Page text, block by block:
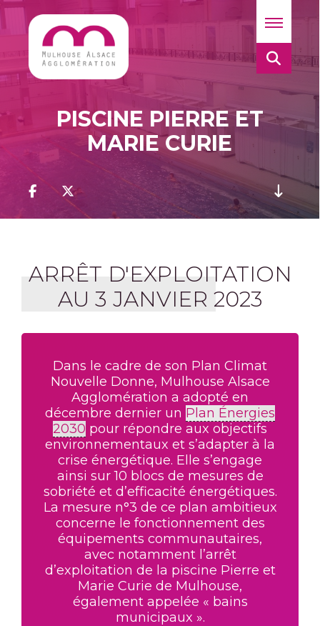
PISCINE PIERRE ET
MARIE CURIE
ARRÊT D'EXPLOITATION
AU 3 JANVIER 2023
Dans le cadre de son Plan Climat
Nouvelle Donne, Mulhouse Alsace
Agglomération a adopté en
décembre dernier un Plan Énergies
2030 pour répondre aux objectifs
environnementaux et s’adapter à la
crise énergétique. Elle s’engage
ainsi sur 10 blocs de mesures de
sobriété et d’efficacité énergétiques.
La mesure n°3 de ce plan ambitieux
concerne le fonctionnement des
équipements communautaires,
avec notamment l’arrêt
d’exploitation de la piscine Pierre et
Marie Curie de Mulhouse,
également appelée « bains
municipaux ».